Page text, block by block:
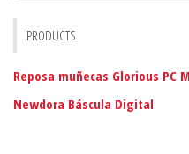
PRODUCTS
Reposa muñecas Glorious PC
Newdora Báscula Digital